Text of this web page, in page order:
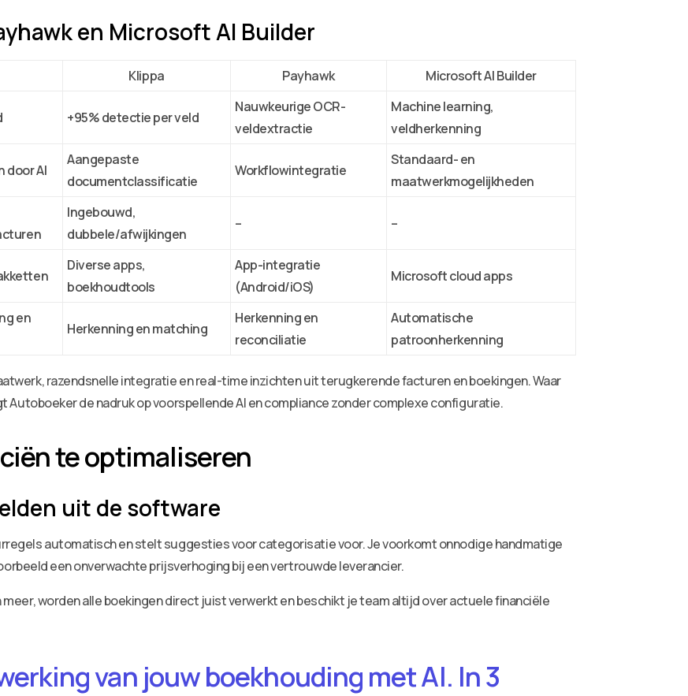
en Microsoft AI Builder
Klippa Payhawk Microsoft AI Builder
+95% detectie per veld
Nauwkeurige OCR-
veldextractie
Machine learning,
veldherkenning
door AI
Aangepaste
documentclassificatie
Workflowintegratie
Standaard- en
maatwerkmogelijkheden
Ingebouwd,
dubbele/afwijkingen
– –
Diverse apps,
boekhoudtools
App-integratie
(Android/iOS)
Microsoft cloud apps
en
Herkenning en matching
Herkenning en
reconciliatie
Automatische
patroonherkenning
razendsnelle integratie en real-time inzichten uit terugkerende facturen en boekingen. Waar
de nadruk op voorspellende AI en compliance zonder complexe configuratie.
te optimaliseren
uit de software
automatisch en stelt suggesties voor categorisatie voor. Je voorkomt onnodige handmatige
een onverwachte prijsverhoging bij een vertrouwde leverancier.
worden alle boekingen direct juist verwerkt en beschikt je team altijd over actuele financiële
van jouw boekhouding met AI. In 3